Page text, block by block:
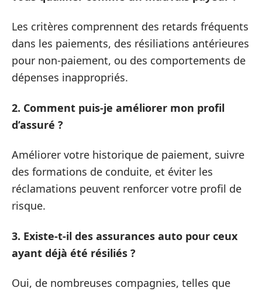
Les critères comprennent des retards fréquents
dans les paiements, des résiliations antérieures
pour non-paiement, ou des comportements de
dépenses inappropriés.
2. Comment puis-je améliorer mon profil
d’assuré ?
Améliorer votre historique de paiement, suivre
des formations de conduite, et éviter les
réclamations peuvent renforcer votre profil de
risque.
3. Existe-t-il des assurances auto pour ceux
ayant déjà été résiliés ?
Oui, de nombreuses compagnies, telles que